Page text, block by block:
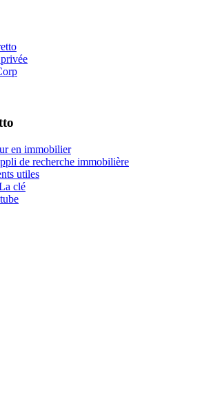
en immobilier
de recherche immobilière
utiles
clé